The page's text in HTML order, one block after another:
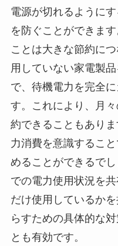
電源が切れるように
を防ぐことができま
ことは大きな節約に
用していない家電製
で、待機電力を完全
す。これにより、月
約できることもあり
力消費を意識するこ
めることができるで
での電力使用状況を
だけ使用しているか
らすための具体的な
とも有効です。